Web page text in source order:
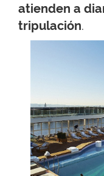
atienden a
tripulación.